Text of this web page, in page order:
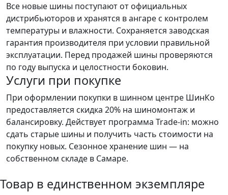
Все новые шины поступают от официальных
дистрибьюторов и хранятся в ангаре с контролем
температуры и влажности. Сохраняется заводская
гарантия производителя при условии правильной
эксплуатации. Перед продажей шины проверяются
по году выпуска и целостности боковин.
Услуги при покупке
При оформлении покупки в шинном центре ШинКо
предоставляется скидка 20% на шиномонтаж и
балансировку. Действует программа Trade-in: можно
сдать старые шины и получить часть стоимости на
покупку новых. Сезонное хранение шин — на
собственном складе в Самаре.
Товар в единственном экземпляре